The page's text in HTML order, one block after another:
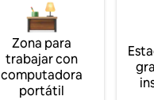
Zona para
trabajar con
computadora
portátil